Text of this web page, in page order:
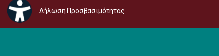
Δήλωση Προσβασιμότητας